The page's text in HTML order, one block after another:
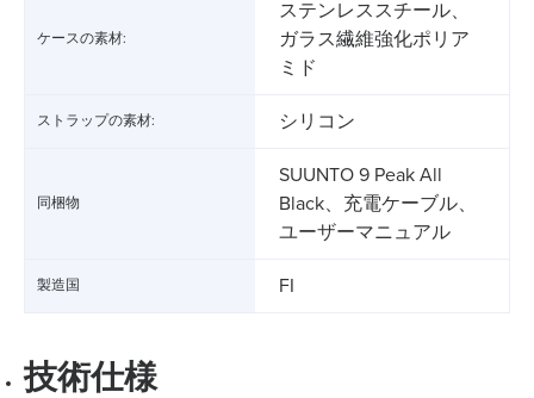
ケースの素材:
ステンレススチール、
ガラス繊維強化ポリア
ミド
ストラップの素材: シリコン
同梱物
SUUNTO 9 Peak All
Black、充電ケーブル、
ユーザーマニュアル
製造国 FI
技術仕様